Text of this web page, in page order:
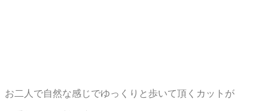
お二人で自然な感じでゆっくりと歩いて頂くカットが